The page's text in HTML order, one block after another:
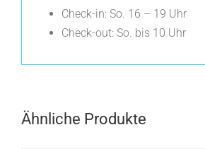
Check-in: So. 16 – 19 Uhr
Check-out: So. bis 10 Uhr
Ähnliche Produkte